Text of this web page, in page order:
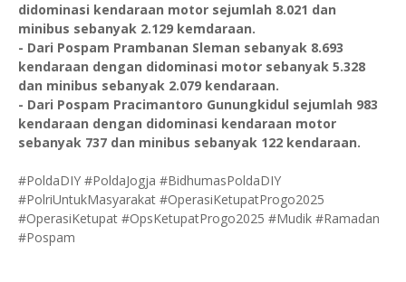
didominasi kendaraan motor sejumlah 8.021 dan
minibus sebanyak 2.129 kemdaraan.
- Dari Pospam Prambanan Sleman sebanyak 8.693
kendaraan dengan didominasi motor sebanyak 5.328
dan minibus sebanyak 2.079 kendaraan.
- Dari Pospam Pracimantoro Gunungkidul sejumlah 983
kendaraan dengan didominasi kendaraan motor
sebanyak 737 dan minibus sebanyak 122 kendaraan.
#PoldaDIY #PoldaJogja #BidhumasPoldaDIY
#PolriUntukMasyarakat #OperasiKetupatProgo2025
#OperasiKetupat #OpsKetupatProgo2025 #Mudik #Ramadan
#Pospam